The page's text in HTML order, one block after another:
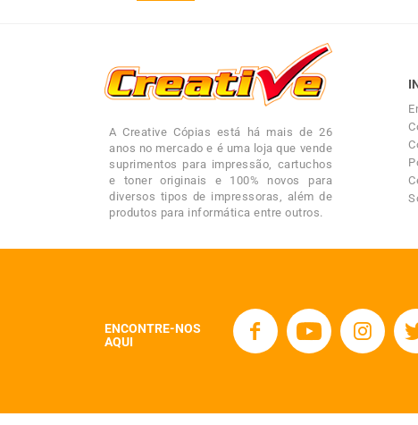
A Creative Cópias está há mais de 26
anos no mercado e é uma loja que vende
suprimentos para impressão, cartuchos
e toner originais e 100% novos para
diversos tipos de impressoras, além de
produtos para informática entre outros.
ENCONTRE-NOS
AQUI